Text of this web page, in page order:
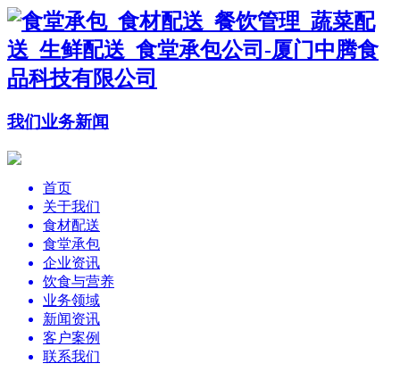
我们业务新闻
首页
关于我们
食材配送
食堂承包
企业资讯
饮食与营养
业务领域
新闻资讯
客户案例
联系我们